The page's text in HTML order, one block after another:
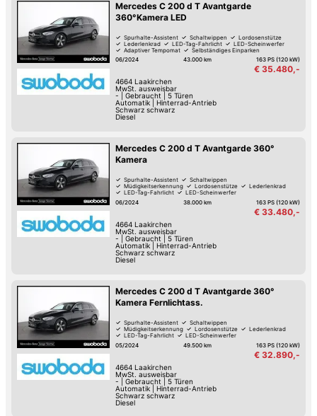
Mercedes C 200 d T Avantgarde
360°Kamera LED
Spurhalte-Assistent Schaltwippen
Lordosenstütze
Lederlenkrad
LED-Tag-Fahrlicht
LED-Scheinwerfer
Adaptiver Tempomat
Selbständiges Einparken
06/2024
43.000 km 163 PS (120 kW)
€ 35.480,-
4664 Laakirchen
MwSt. ausweisbar
-
Gebraucht
5 Türen
Automatik| Hinterrad-Antrieb
Schwarz schwarz
Diesel
Mercedes C 200 d T Avantgarde 360°
Kamera
Spurhalte-Assistent
Schaltwippen
Müdigkeitserkennung
Lordosenstütze
Lederlenkrad
LED-Tag-Fahrlicht
LED-Scheinwerfer
Elektrische Heckklappe
06/2024 38.000 km 163 PS (120 kW)
€ 33.480,-
4664 Laakirchen
MwSt. ausweisbar
-
Gebraucht
5 Türen
Automatik| Hinterrad-Antrieb
Schwarz schwarz
Diesel
Mercedes C 200 d T Avantgarde 360°
Kamera Fernlichtass.
Spurhalte-Assistent
Schaltwippen
Müdigkeitserkennung
Lordosenstütze
Lederlenkrad
LED-Tag-Fahrlicht
LED-Scheinwerfer
Elektrische Heckklappe
05/2024 49.500 km 163 PS (120 kW)
€ 32.890,-
4664 Laakirchen
MwSt. ausweisbar
-
Gebraucht
5 Türen
Automatik| Hinterrad-Antrieb
Schwarz schwarz
Diesel